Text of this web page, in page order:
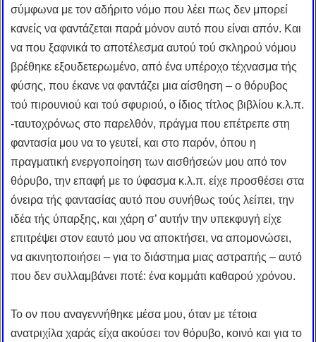
σύμφωνα με τον αδήριτο νόμο που λέει πως δεν μπορεί
κανείς να φαντάζεται παρά μόνον αυτό που είναι απόν. Και
να που ξαφνικά το αποτέλεσμα αυτού τού σκληρού νόμου
βρέθηκε εξουδετερωμένο, από ένα υπέροχο τέχνασμα τής
φύσης, που έκανε να φαντάζει μια αίσθηση – ο θόρυβος
τού πιρουνιού και τού σφυριού, ο ίδιος τίτλος βιβλίου κ.λ.π.
-ταυτοχρόνως στο παρελθόν, πράγμα που επέτρεπε στη
φαντασία μου να το γευτεί, και στο παρόν, όπου η
πραγματική ενεργοποίηση των αισθήσεών μου από τον
θόρυβο, την επαφή με το ύφασμα κ.λ.π. είχε προσθέσει στα
όνειρα τής φαντασίας αυτό που συνήθως τούς λείπει, την
ιδέα τής ύπαρξης, και χάρη σ’ αυτήν την υπεκφυγή είχε
επιτρέψει στον εαυτό μου να αποκτήσει, να απομονώσει,
να ακινητοποιήσει – για το διάστημα μιας αστραπής – αυτό
που δεν συλλαμβάνει ποτέ: ένα κομμάτι καθαρού χρόνου.
Το ον που αναγεννήθηκε μέσα μου, όταν με τέτοια
ανατριχίλα χαράς είχα ακούσει τον θόρυβο, κοινό και για το